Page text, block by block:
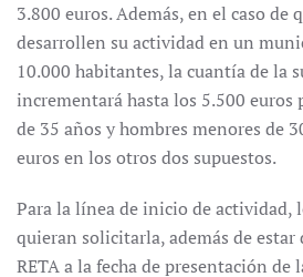
3.800 euros. Además, en el caso de
desarrollen su actividad en un
10.000 habitantes, la cuantía de la
incrementará hasta los 5.500 euros
de 35 años y hombres menores de
euros en los otros dos supuestos.
Para la línea de inicio de actividad,
quieran solicitarla, además de estar
RETA a la fecha de presentación